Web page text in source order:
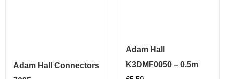
Adam Hall Connectors
Adam Hall
K3DMF0050 – 0.5m